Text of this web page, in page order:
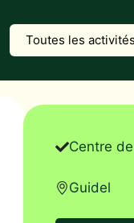
Toutes les
Centre
Guidel